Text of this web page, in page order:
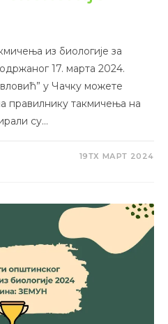
из биологије за
17. марта 2024.
у Чачку можете
правилнику такмичења на
су…
19ТХ МАРТ 2024